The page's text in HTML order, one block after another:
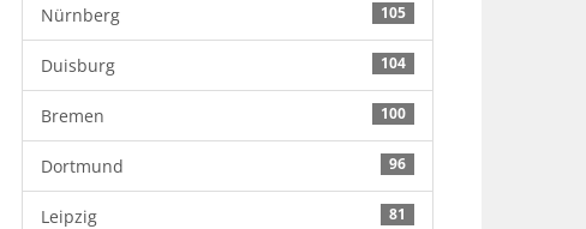
105
Nürnberg
104
Duisburg
100
Bremen
96
Dortmund
81
Leipzig